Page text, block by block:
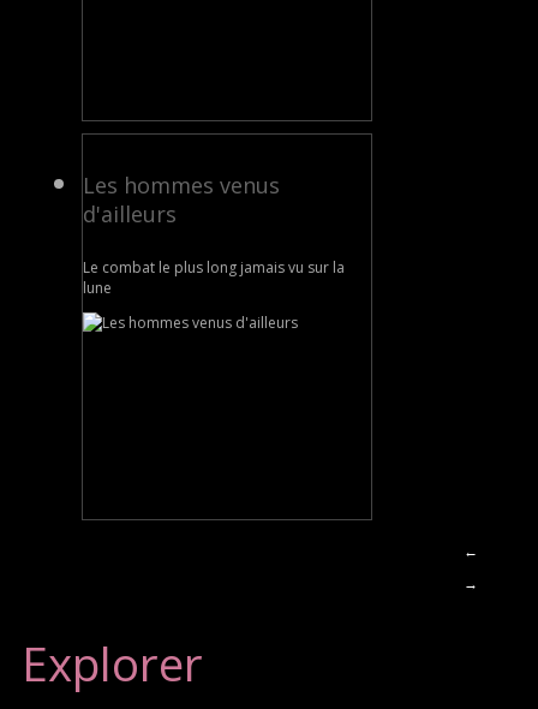
Les hommes venus
d'ailleurs
Le combat le plus long jamais vu sur la
lune
←
→
Explorer